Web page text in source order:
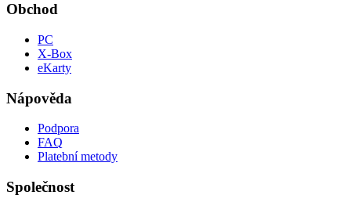
Obchod
PC
X-Box
eKarty
Nápověda
Podpora
FAQ
Platební metody
Společnost